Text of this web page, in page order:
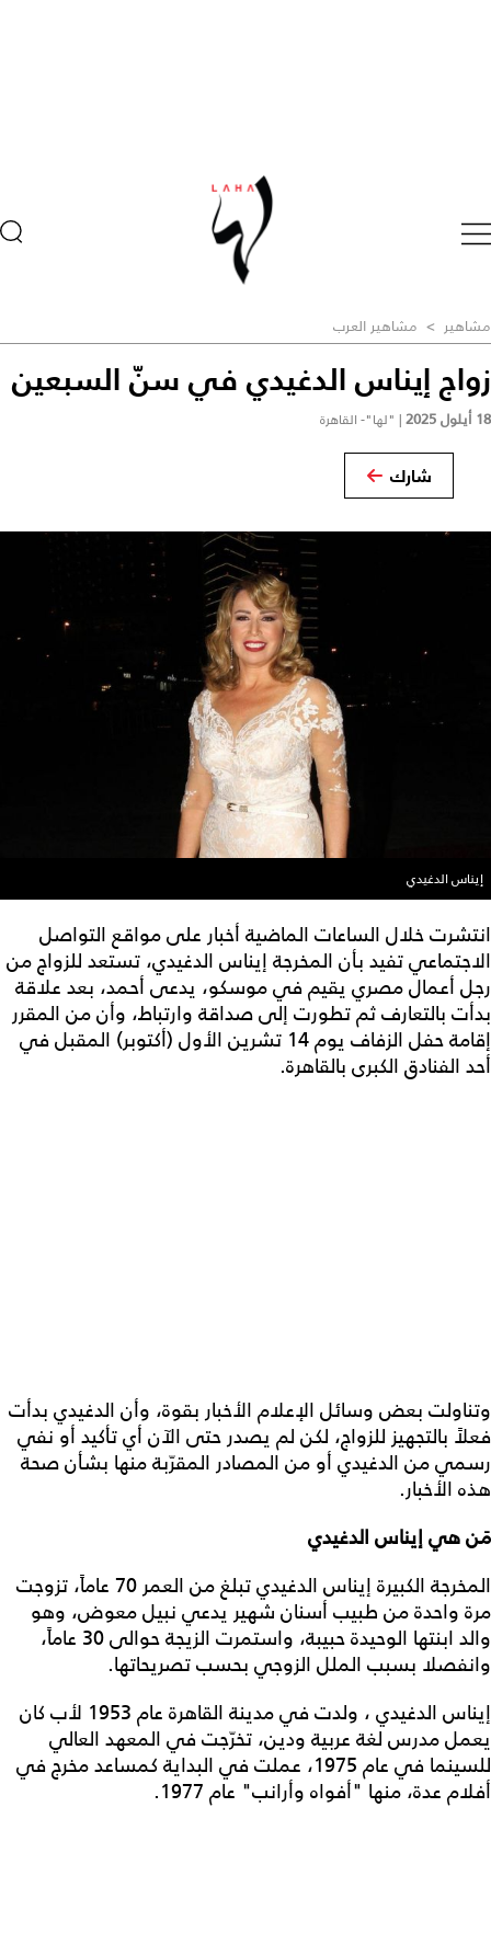
مشاهير > مشاهير العرب
زواج إيناس الدغيدي في سنّ السبعين
18 أيلول 2025 | "لها"- القاهرة
شارك
إيناس الدغيدي
انتشرت خلال الساعات الماضية أخبار على مواقع التواصل
الاجتماعي تفيد بأن المخرجة إيناس الدغيدي، تستعد للزواج من
رجل أعمال مصري يقيم في موسكو، يدعى أحمد، بعد علاقة
بدأت بالتعارف ثم تطورت إلى صداقة وارتباط، وأن من المقرر
إقامة حفل الزفاف يوم 14 تشرين الأول (أكتوبر) المقبل في
أحد الفنادق الكبرى بالقاهرة.
وتناولت بعض وسائل الإعلام الأخبار بقوة، وأن الدغيدي بدأت
فعلاً بالتجهيز للزواج، لكن لم يصدر حتى الآن أي تأكيد أو نفي
رسمي من الدغيدي أو من المصادر المقرّبة منها بشأن صحة
هذه الأخبار.
مَن هي إيناس الدغيدي
المخرجة الكبيرة إيناس الدغيدي تبلغ من العمر 70 عاماً، تزوجت
مرة واحدة من طبيب أسنان شهير يدعي نبيل معوض، وهو
والد ابنتها الوحيدة حبيبة، واستمرت الزيجة حوالى 30 عاماً،
وانفصلا بسبب الملل الزوجي بحسب تصريحاتها.
إيناس الدغيدي ، ولدت في مدينة القاهرة عام 1953 لأب كان
يعمل مدرس لغة عربية ودين، تخرّجت في المعهد العالي
للسينما في عام 1975، عملت في البداية كمساعد مخرج في
أفلام عدة، منها "أفواه وأرانب" عام 1977.